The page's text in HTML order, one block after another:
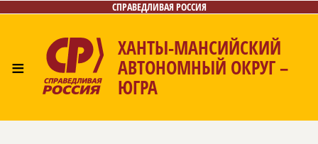
СПРАВЕДЛИВАЯ РОССИЯ
≡
ХАНТЫ-МАНСИЙСКИЙ
АВТОНОМНЫЙ ОКРУГ –
ЮГРА